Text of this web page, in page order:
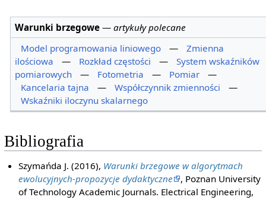
Warunki brzegowe —artykuły polecane
Model programowania liniowego
—
Zmienna
ilościowa
— Rozkład częstości —
System wskaźników
pomiarowych
— Fotometria — Pomiar
—
Kancelaria tajna
— Współczynnik zmienności
—
Wskaźniki iloczynu skalarnego
Bibliografia
Szymańda J. (2016), Warunki brzegowe w algorytmach
ewolucyjnych-propozycje dydaktyczne
, Poznan University
of Technology Academic Journals. Electrical Engineering,